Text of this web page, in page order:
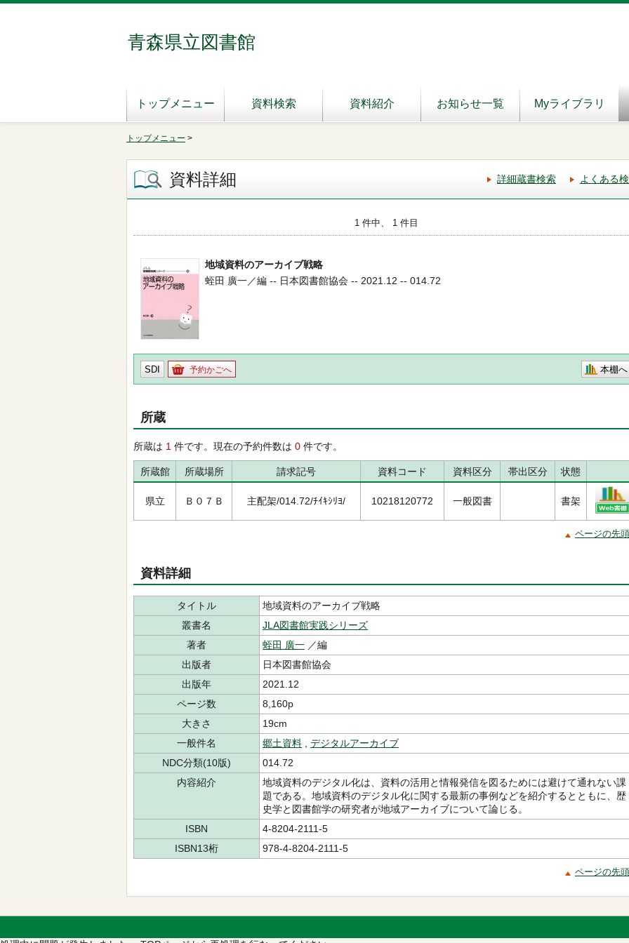
青森県立図書館
トップメニュー 資料検索 資料紹介 お知らせ一覧 Myライブラリ
トップメニュー >
資料詳細 詳細蔵書検索 よくある
1 件中、 1 件目
地域資料のアーカイブ戦略
蛭田 廣一／編 -- 日本図書館協会 -- 2021.12 -- 014.72
SDI 予約かごへ 本棚へ
所蔵
所蔵は 1 件です。現在の予約件数は 0 件です。
所蔵館 所蔵場所 請求記号 資料コード 資料区分 帯出区分 状態
県立 Ｂ０７Ｂ 主配架/014.72/ﾁｲｷｼﾘﾖ/ 10218120772 一般図書 書架
ページの先
資料詳細
タイトル
地域資料のアーカイブ戦略
叢書名
JLA図書館実践シリーズ
著者
蛭田 廣一 ／編
出版者
日本図書館協会
出版年
2021.12
ページ数
8,160p
大きさ
19cm
一般件名
郷土資料
デジタルアーカイブ
NDC分類(10版)
014.72
内容紹介
地域資料のデジタル化は、資料の活用と情報発信を図るためには避けて通れない課
題である。地域資料のデジタル化に関する最新の事例などを紹介するとともに、歴
史学と図書館学の研究者が地域アーカイブについて論じる。
ISBN
4-8204-2111-5
ISBN13桁
978-4-8204-2111-5
ページの先